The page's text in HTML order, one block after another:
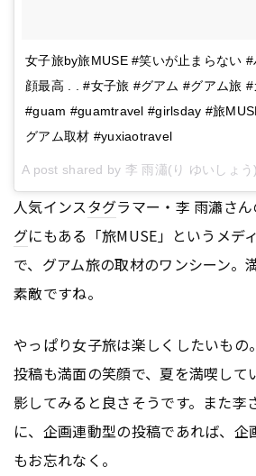
女子旅by旅MUSE #笑いが止まらない
顔最高 . . #女子旅 #グアム #グアム旅 #
#guam #guamtravel #girlsday #旅
グアム取材 #yuxiaotravel
A post shared by 李 雨瀟(り ゆいしょ
人気インスタグラマー・李 雨瀟さ
グにもある「旅MUSE」というメデ
で、グアム旅の取材のワンシーン。
素敵ですね。
やっぱり女子旅は楽しくしたいもの
投稿も満面の笑顔で、夏を満喫して
影してみると良さそうです。また李
に、企画連動型の投稿であれば、企
もお忘れなく。